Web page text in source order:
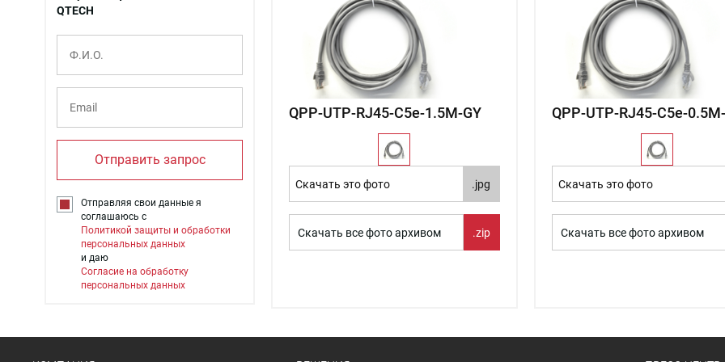
QTECH
Отправить запрос
Отправляя свои данные я
соглашаюсь с
Политикой защиты и обработки
персональных данных
и даю
Согласие на обработку
персональных данных
QPP-UTP-RJ45-C5e-1.5М-GY
Скачать это фото .jpg
Скачать все фото архивом .zip
QPP-UTP-RJ45-C5e-
Скачать это фото
Скачать все фото архивом